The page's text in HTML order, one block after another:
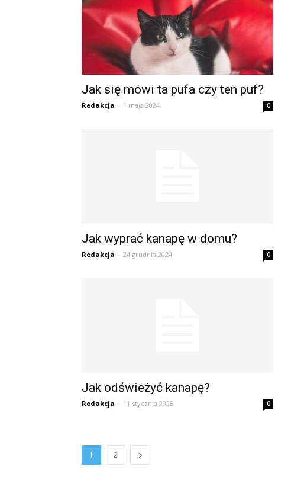
Jak się mówi ta pufa czy ten puf?
Redakcja - 1 maja 2024 0
Jak wyprać kanapę w domu?
Redakcja - 24 grudnia 2024 0
Jak odświeżyć kanapę?
Redakcja - 11 stycznia 2025 0
1 2